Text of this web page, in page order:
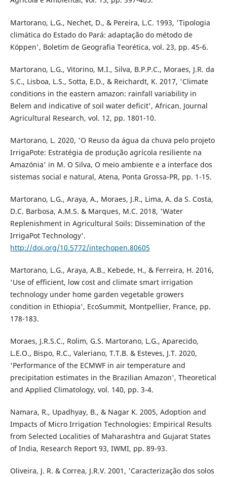
Martorano, L.G., Nechet, D., & Pereira, L.C. 1993, 'Tipologia
climática do Estado do Pará: adaptação do método de
Köppen', Boletim de Geografia Teorética, vol. 23, pp. 45-6.
Martorano, L.G., Vitorino, M.I., Silva, B.P.P.C., Moraes, J.R. da
S.C., Lisboa, L.S., Sotta, E.D., & Reichardt, K. 2017, 'Climate
conditions in the eastern amazon: rainfall variability in
Belem and indicative of soil water deficit', African. Journal
Agricultural Research, vol. 12, pp. 1801-10.
Martorano, L. 2020, 'O Reuso da água da chuva pelo projeto
IrrigaPote: Estratégia de produção agrícola resiliente na
Amazónia' in M. O Silva, O meio ambiente e a interface dos
sistemas social e natural, Atena, Ponta Grossa-PR, pp. 1-15.
Martorano, L.G., Araya, A., Moraes, J.R., Lima, A. da S. Costa,
D.C. Barbosa, A.M.S. & Marques, M.C. 2018, 'Water
Replenishment in Agricultural Soils: Dissemination of the
IrrigaPot Technology'.
http://doi.org/10.5772/intechopen.80605
Martorano, L.G., Araya, A.B., Kebede, H., & Ferreira, H. 2016,
'Use of efficient, low cost and climate smart irrigation
technology under home garden vegetable growers
condition in Ethiopia', EcoSummit, Montpellier, France, pp.
178-183.
Moraes, J.R.S.C., Rolim, G.S. Martorano, L.G., Aparecido,
L.E.O., Bispo, R.C., Valeriano, T.T.B. & Esteves, J.T. 2020,
'Performance of the ECMWF in air temperature and
precipitation estimates in the Brazilian Amazon', Theoretical
and Applied Climatology, vol. 140, pp. 3-4.
Namara, R., Upadhyay, B., & Nagar K. 2005, Adoption and
Impacts of Micro Irrigation Technologies: Empirical Results
from Selected Localities of Maharashtra and Gujarat States
of India, Research Report 93, IWMI, pp. 89-93.
Oliveira, J. R. & Correa, J.R.V. 2001, 'Caracterização dos solos